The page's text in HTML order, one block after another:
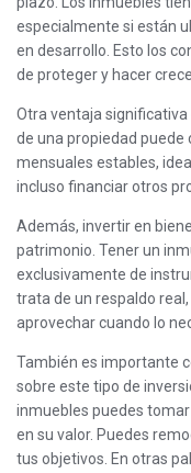
especialmente si están
en desarrollo. Esto los
de proteger y hacer
Otra ventaja significativa
de una propiedad
mensuales estables,
incluso financiar otros
Además, invertir en
patrimonio. Tener un
exclusivamente de
trata de un respaldo
aprovechar cuando lo
También es importante
sobre este tipo de
inmuebles puedes
en su valor. Puedes
tus objetivos. En otras